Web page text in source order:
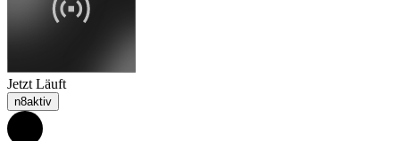
Jetzt Läuft
n8aktiv